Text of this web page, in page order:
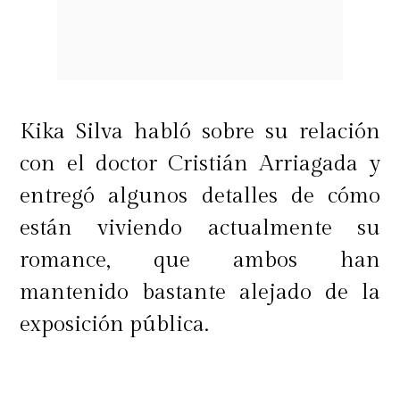
Kika Silva habló sobre su relación
con el doctor Cristián Arriagada y
entregó algunos detalles de cómo
están viviendo actualmente su
romance, que ambos han
mantenido bastante alejado de la
exposición pública.